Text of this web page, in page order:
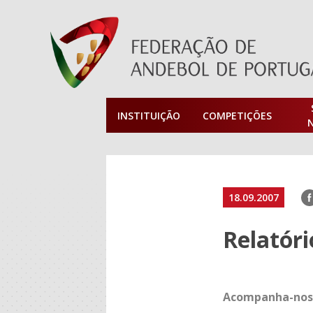
INSTITUIÇÃO COMPETIÇÕES
18.09.2007
Acompanha-